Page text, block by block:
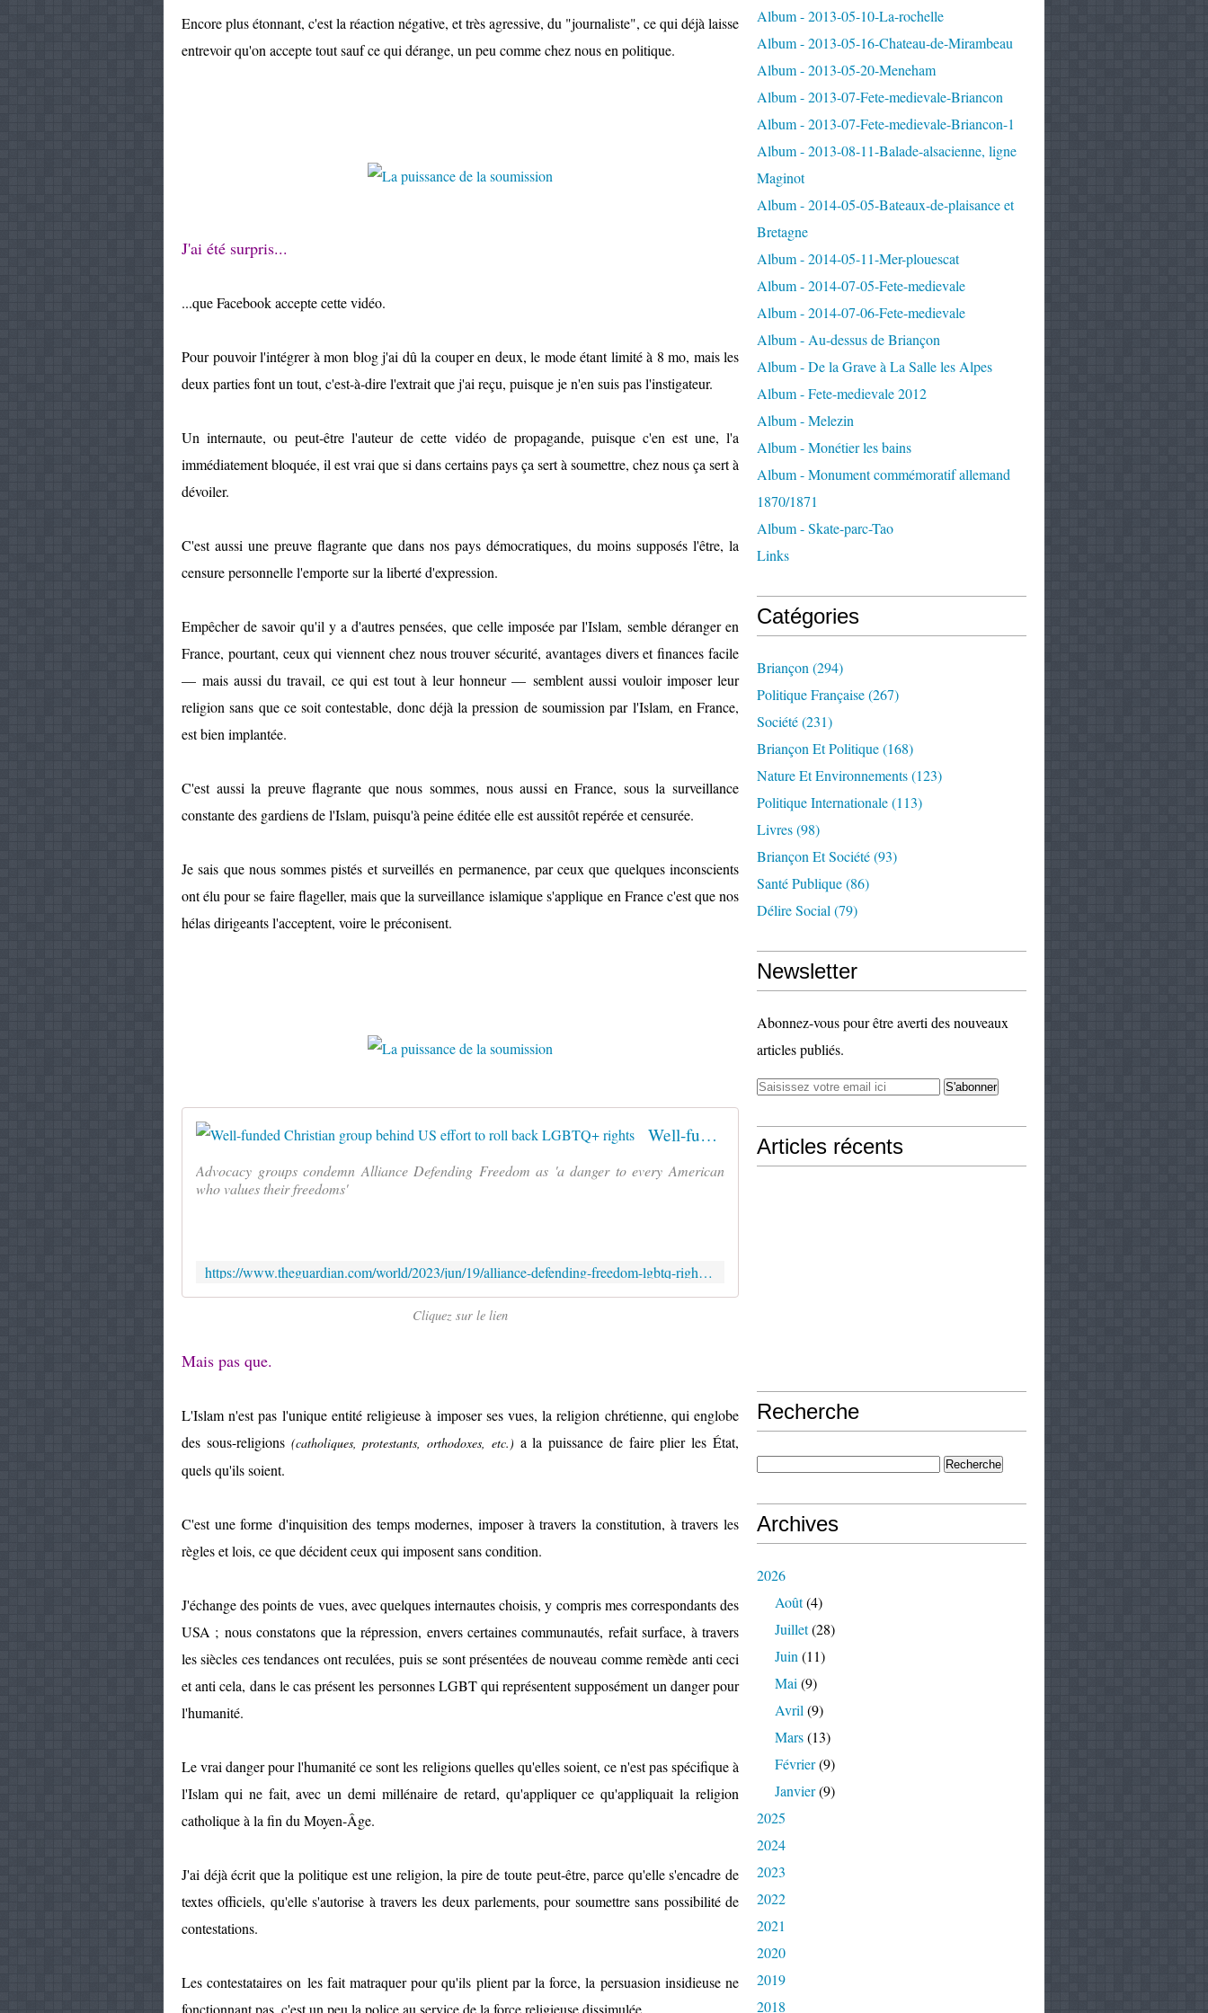
Encore plus étonnant, c'est la réaction négative, et très agressive, du "journaliste", ce qui déjà laisse
entrevoir qu'on accepte tout sauf ce qui dérange, un peu comme chez nous en politique.
J'ai été surpris...
...que Facebook accepte cette vidéo.
Pour pouvoir l'intégrer à mon blog j'ai dû la couper en deux, le mode étant limité à 8 mo, mais les
deux parties font un tout, c'est-à-dire l'extrait que j'ai reçu, puisque je n'en suis pas l'instigateur.
Un internaute, ou peut-être l'auteur de cette vidéo de propagande, puisque c'en est une, l'a
immédiatement bloquée, il est vrai que si dans certains pays ça sert à soumettre, chez nous ça sert à
dévoiler.
C'est aussi une preuve flagrante que dans nos pays démocratiques, du moins supposés l'être, la
censure personnelle l'emporte sur la liberté d'expression.
Empêcher de savoir qu'il y a d'autres pensées, que celle imposée par l'Islam, semble déranger en
France, pourtant, ceux qui viennent chez nous trouver sécurité, avantages divers et finances facile
— mais aussi du travail, ce qui est tout à leur honneur — semblent aussi vouloir imposer leur
religion sans que ce soit contestable, donc déjà la pression de soumission par l'Islam, en France,
est bien implantée.
C'est aussi la preuve flagrante que nous sommes, nous aussi en France, sous la surveillance
constante des gardiens de l'Islam, puisqu'à peine éditée elle est aussitôt repérée et censurée.
Je sais que nous sommes pistés et surveillés en permanence, par ceux que quelques inconscients
ont élu pour se faire flageller, mais que la surveillance islamique s'applique en France c'est que nos
hélas dirigeants l'acceptent, voire le préconisent.
Well-funded Christian group behind US effort to roll back LGBTQ+ rights
Advocacy groups condemn Alliance Defending Freedom as 'a danger to every American
who values their freedoms'
https://www.theguardian.com/world/2023/jun/19/alliance-defending-freedom-lgbtq-rights-america
Cliquez sur le lien
Mais pas que.
L'Islam n'est pas l'unique entité religieuse à imposer ses vues, la religion chrétienne, qui englobe
des sous-religions (catholiques, protestants, orthodoxes, etc.) a la puissance de faire plier les État,
quels qu'ils soient.
C'est une forme d'inquisition des temps modernes, imposer à travers la constitution, à travers les
règles et lois, ce que décident ceux qui imposent sans condition.
J'échange des points de vues, avec quelques internautes choisis, y compris mes correspondants des
USA ; nous constatons que la répression, envers certaines communautés, refait surface, à travers
les siècles ces tendances ont reculées, puis se sont présentées de nouveau comme remède anti ceci
et anti cela, dans le cas présent les personnes LGBT qui représentent supposément un danger pour
l'humanité.
Le vrai danger pour l'humanité ce sont les religions quelles qu'elles soient, ce n'est pas spécifique à
l'Islam qui ne fait, avec un demi millénaire de retard, qu'appliquer ce qu'appliquait la religion
catholique à la fin du Moyen-Âge.
J'ai déjà écrit que la politique est une religion, la pire de toute peut-être, parce qu'elle s'encadre de
textes officiels, qu'elle s'autorise à travers les deux parlements, pour soumettre sans possibilité de
contestations.
Les contestataires on les fait matraquer pour qu'ils plient par la force, la persuasion insidieuse ne
fonctionnant pas, c'est un peu la police au service de la force religieuse dissimulée.
Album - 2013-05-10-La-rochelle
Album - 2013-05-16-Chateau-de-Mirambeau
Album - 2013-05-20-Meneham
Album - 2013-07-Fete-medievale-Briancon
Album - 2013-07-Fete-medievale-Briancon-1
Album - 2013-08-11-Balade-alsacienne, ligne
Maginot
Album - 2014-05-05-Bateaux-de-plaisance et
Bretagne
Album - 2014-05-11-Mer-plouescat
Album - 2014-07-05-Fete-medievale
Album - 2014-07-06-Fete-medievale
Album - Au-dessus de Briançon
Album - De la Grave à La Salle les Alpes
Album - Fete-medievale 2012
Album - Melezin
Album - Monétier les bains
Album - Monument commémoratif allemand
1870/1871
Album - Skate-parc-Tao
Links
Catégories
Briançon (294)
Politique Française(267)
Société(231)
Briançon Et Politique(168)
Nature Et Environnements(123)
Politique Internationale(113)
Livres(98)
Briançon Et Société(93)
Santé Publique(86)
Délire Social (79)
Newsletter
Abonnez-vous pour être averti des nouveaux
articles publiés.
Articles récents
Recherche
Archives
2026
Août(4)
Juillet(28)
Juin (11)
Mai (9)
Avril (9)
Mars(13)
Février(9)
Janvier(9)
2025
2024
2023
2022
2021
2020
2019
2018